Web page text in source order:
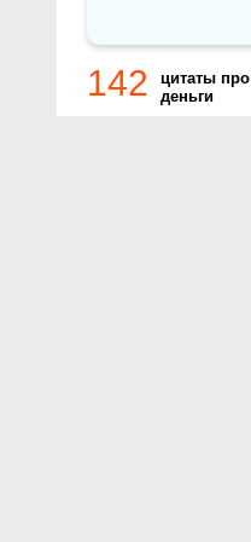
142
цитаты про
деньги